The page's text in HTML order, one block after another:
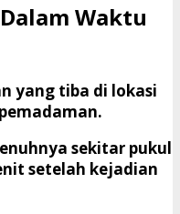
Waktu
yang tiba di lokasi
sekitar pukul
setelah kejadian